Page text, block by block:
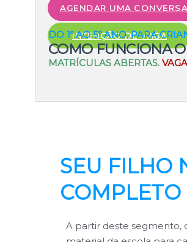
AGENDAR UMA CONVERSA
INTENÇÃO DE VAGA
DO 1º AO 5º ANO, PARA
COMO FUNCIONA
MATRÍCULAS ABERTAS.
SEU FILHO
A partir deste segmento,